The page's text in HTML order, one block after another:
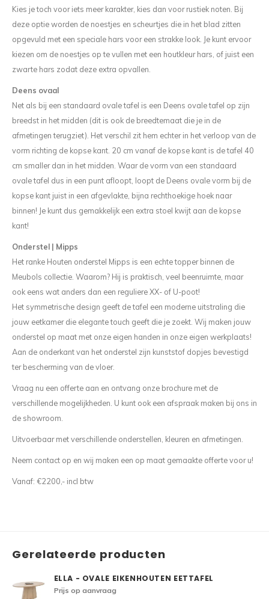
Kies je toch voor iets meer karakter, kies dan voor rustiek noten. Bij
deze optie worden de noestjes en scheurtjes die in het blad zitten
opgevuld met een speciale hars voor een strakke look. Je kunt ervoor
kiezen om de noestjes op te vullen met een houtkleur hars, of juist een
zwarte hars zodat deze extra opvallen.
Deens ovaal
Net als bij een standaard ovale tafel is een Deens ovale tafel op zijn
breedst in het midden (dit is ook de breedtemaat die je in de
afmetingen terugziet). Het verschil zit hem echter in het verloop van de
vorm richting de kopse kant. 20 cm vanaf de kopse kant is de tafel 40
cm smaller dan in het midden. Waar de vorm van een standaard
ovale tafel dus in een punt afloopt, loopt de Deens ovale vorm bij de
kopse kant juist in een afgevlakte, bijna rechthoekige hoek naar
binnen! Je kunt dus gemakkelijk een extra stoel kwijt aan de kopse
kant!
Onderstel | Mipps
Het ranke Houten onderstel Mipps is een echte topper binnen de
Meubols collectie. Waarom? Hij is praktisch, veel beenruimte, maar
ook eens wat anders dan een reguliere XX- of U-poot!
Het symmetrische design geeft de tafel een moderne uitstraling die
jouw eetkamer die elegante touch geeft die je zoekt. Wij maken jouw
onderstel op maat met onze eigen handen in onze eigen werkplaats!
Aan de onderkant van het onderstel zijn kunststof dopjes bevestigd
ter bescherming van de vloer.
Vraag nu een offerte aan en ontvang onze brochure met de
verschillende mogelijkheden. U kunt ook een afspraak maken bij ons in
de showroom.
Uitvoerbaar met verschillende onderstellen, kleuren en afmetingen.
Neem contact op en wij maken een op maat gemaakte offerte voor u!
Vanaf: €2200,- incl btw
Gerelateerde producten
ELLA - OVALE EIKENHOUTEN EETTAFEL
Prijs op aanvraag